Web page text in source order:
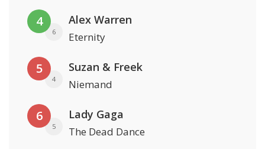
4
6
Alex Warren
Eternity
5
4
Suzan & Freek
Niemand
6
5
Lady Gaga
The Dead Dance